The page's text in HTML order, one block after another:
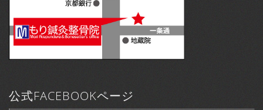
公式FACEBOOKページ